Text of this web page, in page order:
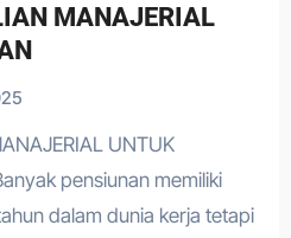
MANAJERIAL
pensiunan memiliki
dalam dunia kerja tetapi